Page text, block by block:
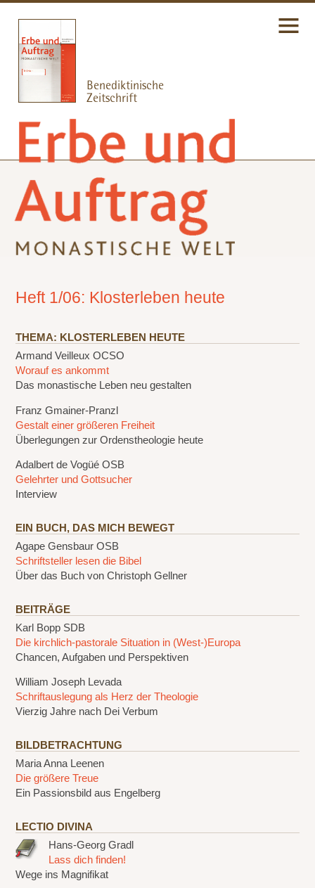
Heft 1/06: Klosterleben heute
THEMA: KLOSTERLEBEN HEUTE
Armand Veilleux OCSO
Worauf es ankommt
Das monastische Leben neu gestalten
Franz Gmainer-Pranzl
Gestalt einer größeren Freiheit
Überlegungen zur Ordenstheologie heute
Adalbert de Vogüé OSB
Gelehrter und Gottsucher
Interview
EIN BUCH, DAS MICH BEWEGT
Agape Gensbaur OSB
Schriftsteller lesen die Bibel
Über das Buch von Christoph Gellner
BEITRÄGE
Karl Bopp SDB
Die kirchlich-pastorale Situation in (West-)Europa
Chancen, Aufgaben und Perspektiven
William Joseph Levada
Schriftauslegung als Herz der Theologie
Vierzig Jahre nach Dei Verbum
BILDBETRACHTUNG
Maria Anna Leenen
Die größere Treue
Ein Passionsbild aus Engelberg
LECTIO DIVINA
Hans-Georg Gradl
Lass dich finden!
Wege ins Magnifikat